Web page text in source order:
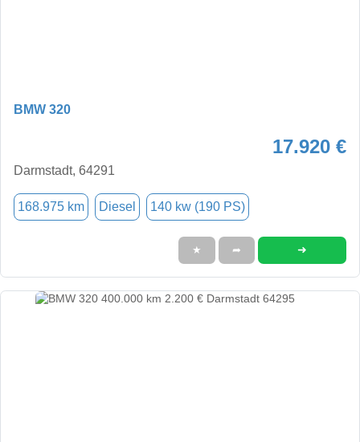
BMW 320
17.920 €
Darmstadt, 64291
168.975 km Diesel 140 kw (190 PS)
★ ➦ ➜